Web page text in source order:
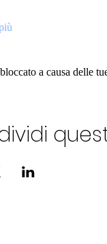
a causa delle